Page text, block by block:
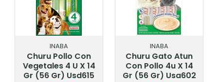
INABA
Churu Pollo Con
Vegetales 4 U X 14
Gr (56 Gr) Usd615
INABA
Churu Gato Atun
Con Pollo 4u X 14
Gr (56 Gr) Usa602